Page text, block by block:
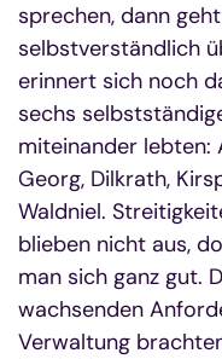
sprechen, dann
selbstverständlich
erinnert sich noch
sechs
miteinander lebten:
Georg, Dilkrath,
Waldniel.
blieben nicht aus,
man sich ganz gut.
wachsenden
Verwaltung